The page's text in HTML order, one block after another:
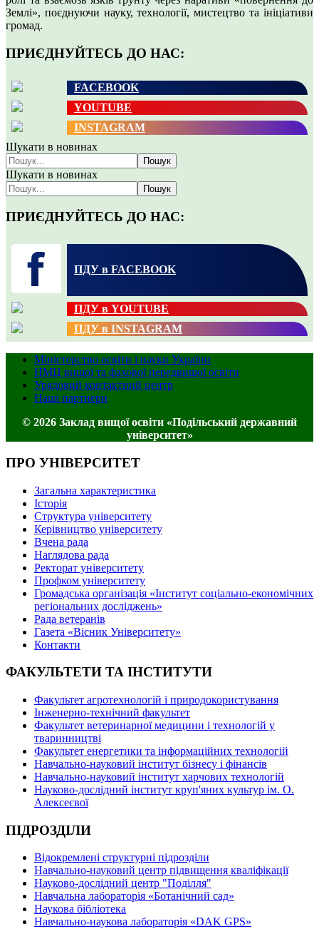
Землі», поєднуючи науку, технології, мистецтво та ініціативи
громад.
ПРИЄДНУЙТЕСЬ ДО НАС:
FACEBOOK
YOUTUBE
INSTAGRAM
Шукати в новинах
Пошук
Шукати в новинах
Пошук
ПРИЄДНУЙТЕСЬ ДО НАС:
ПДУ в FACEBOOK
ПДУ в YOUTUBE
ПДУ в INSTAGRAM
Міністерство освіти і науки України
НМЦ вищої та фахової передвищої освіти
Урядовий контактний центр
Наші партнери
© 2026 Заклад вищої освіти «Подільський державний
університет»
ПРО УНІВЕРСИТЕТ
Загальна характеристика
Історія
Структура університету
Керівництво університету
Вчена рада
Наглядова рада
Ректорат університету
Профком університету
Громадська організація «Інститут соціально-економічних
регіональних досліджень»
Рада ветеранів
Газета «Вісник Університету»
Контакти
ФАКУЛЬТЕТИ ТА ІНСТИТУТИ
Факультет агротехнологій і природокористування
Інженерно-технічний факультет
Факультет ветеринарної медицини і технологій у
тваринництві
Факультет енергетики та інформаційних технологій
Навчально-науковий інститут бізнесу і фінансів
Навчально-науковий інститут харчових технологій
Науково-дослідний інститут круп'яних культур ім. О.
Алексеєвої
ПІДРОЗДІЛИ
Відокремлені структурні підрозділи
Навчально-науковий центр підвищення кваліфікації
Науково-дослідний центр "Поділля"
Навчальна лабораторія «Ботанічний сад»
Наукова бібліотека
Навчально-наукова лабораторія «DAK GPS»